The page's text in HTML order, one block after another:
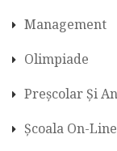
Management
Olimpiade
Preșcolar Și
Școala On-Line